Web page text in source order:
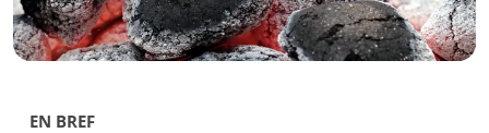
EN BREF